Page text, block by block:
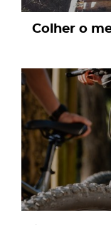
Colher o
page